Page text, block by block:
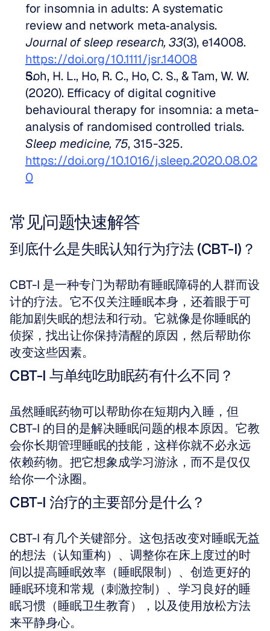
for insomnia in adults: A systematic
Journal of sleep research, 33
https://doi.org/10.1111/jsr.14008
Soh, H. L., Ho, R. C., Ho, C. S., & Tam, W. W.
(2020). Efficacy of digital cognitive
behavioural therapy for insomnia: a meta-
Sleep medicine, 75
https://doi.org/10.1016/j.sleep.2020.08.02
0
常见问题快速解答
到底什么是失眠认知行为疗法 (CBT-I)？
CBT-I 是一种专门为帮助有睡眠障碍的人群而设
计的疗法。它不仅关注睡眠本身，还着眼于可
能加剧失眠的想法和行动。它就像是你睡眠的
侦探，找出让你保持清醒的原因，然后帮助你
改变这些因素。
CBT-I 与单纯吃助眠药有什么不同？
虽然睡眠药物可以帮助你在短期内入睡，但
CBT-I 的目的是解决睡眠问题的根本原因。它教
会你长期管理睡眠的技能，这样你就不必永远
依赖药物。把它想象成学习游泳，而不是仅仅
给你一个泳圈。
CBT-I 治疗的主要部分是什么？
CBT-I 有几个关键部分。这包括改变对睡眠无益
的想法（认知重构）、调整你在床上度过的时
间以提高睡眠效率（睡眠限制）、创造更好的
睡眠环境和常规（刺激控制）、学习良好的睡
眠习惯（睡眠卫生教育），以及使用放松方法
来平静身心。